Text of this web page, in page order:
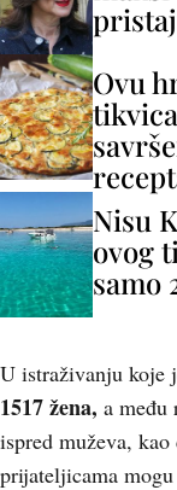
Ovu
Nisu
ovog
samo
U istraživanju koje
1517 žena, a među
ispred muževa, kao
prijateljicama